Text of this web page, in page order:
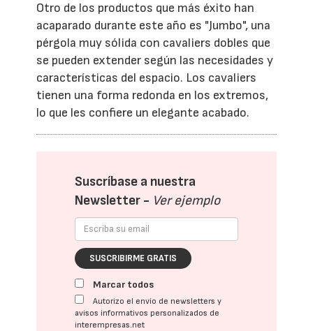
Otro de los productos que más éxito han
acaparado durante este año es "Jumbo", una
pérgola muy sólida con cavaliers dobles que
se pueden extender según las necesidades y
características del espacio. Los cavaliers
tienen una forma redonda en los extremos,
lo que les confiere un elegante acabado.
Suscríbase a nuestra
Newsletter - Ver ejemplo
SUSCRIBIRME GRATIS
Marcar todos
Autorizo el envío de newsletters y
avisos informativos personalizados de
interempresas.net